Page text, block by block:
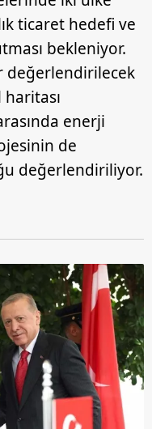
Kanunu uyarınca
ve sitemizde
çerezlerle ilgili bilgi
ticaret hedefi ve
bekleniyor.
değerlendirilecek
haritası
enerji
de
değerlendiriliyor.